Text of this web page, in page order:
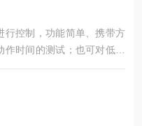
行控制，功能简单、携带方
时间的测试；也可对低压
零序过流、低周减载等保护
、二次谐波涌流闭锁值的测